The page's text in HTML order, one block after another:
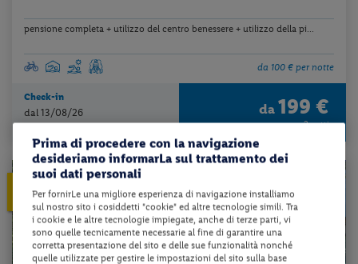
pensione completa + utilizzo del centro benessere + utilizzo della pi...
da 100 € per notte
Check-in
dal 13/08/26
al 27/12/26
da 199 €
a persona per 2 notti
ENTRO 30 gg dalla partenza 10%
Prima di procedere con la navigazione
desideriamo informarLa sul trattamento dei
suoi dati personali
Per fornirLe una migliore esperienza di navigazione installiamo
sul nostro sito i cosiddetti "cookie" ed altre tecnologie simili. Tra
i cookie e le altre tecnologie impiegate, anche di terze parti, vi
sono quelle tecnicamente necessarie al fine di garantire una
corretta presentazione del sito e delle sue funzionalità nonché
quelle utilizzate per gestire le impostazioni del sito sulla base